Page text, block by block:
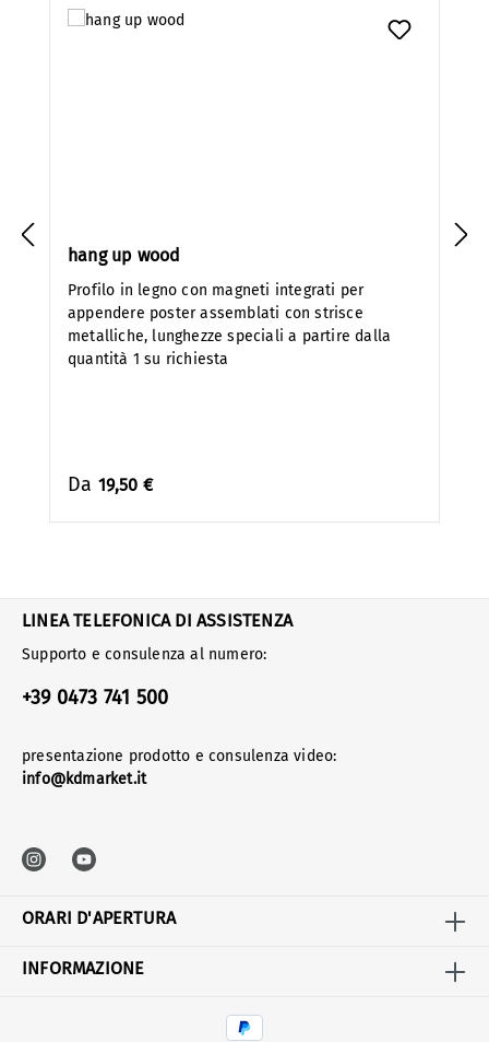
hang up wood
Profilo in legno con magneti integrati per
appendere poster assemblati con strisce
metalliche, lunghezze speciali a partire dalla
quantità 1 su richiesta
Da 19,50 €
LINEA TELEFONICA DI ASSISTENZA
Supporto e consulenza al numero:
+39 0473 741 500
presentazione prodotto e consulenza video:
info@kdmarket.it
ORARI D'APERTURA
INFORMAZIONE